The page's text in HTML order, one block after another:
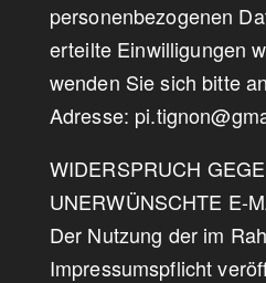
personenbezogenen
erteilte Einwilligungen
wenden Sie sich bitte
Adresse:
WIDERSPRUCH
UNERWÜNSCHTE E-
Der Nutzung der im
Impressumspflicht